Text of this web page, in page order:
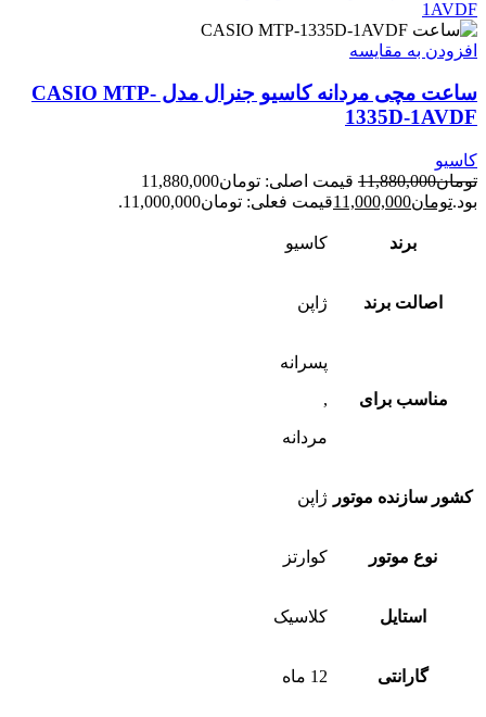
افزودن به مقایسه
ساعت مچی مردانه کاسیو جنرال مدل CASIO MTP-
1335D-1AVDF
کاسیو
تومان11,880,000
قیمت اصلی: تومان11,880,000
بود.تومان11,000,000قیمت فعلی: تومان11,000,000.
برند کاسیو
اصالت برند ژاپن
مناسب برای
پسرانه
,
مردانه
کشور سازنده موتور ژاپن
نوع موتور کوارتز
استایل کلاسیک
گارانتی 12 ماه